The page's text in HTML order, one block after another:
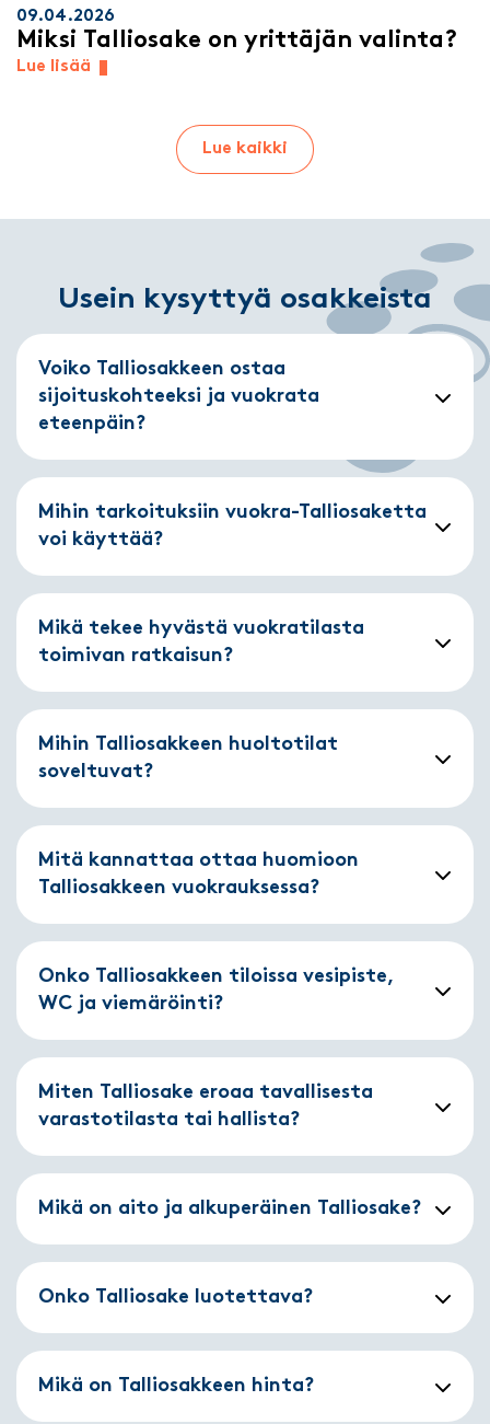
09.04.2026
Miksi Talliosake on yrittäjän valinta?
Lue lisää
Lue kaikki
Usein kysyttyä osakkeista
Voiko Talliosakkeen ostaa
sijoituskohteeksi ja vuokrata
eteenpäin?
Mihin tarkoituksiin vuokra-Talliosaketta
voi käyttää?
Mikä tekee hyvästä vuokratilasta
toimivan ratkaisun?
Mihin Talliosakkeen huoltotilat
soveltuvat?
Mitä kannattaa ottaa huomioon
Talliosakkeen vuokrauksessa?
Onko Talliosakkeen tiloissa vesipiste,
WC ja viemäröinti?
Miten Talliosake eroaa tavallisesta
varastotilasta tai hallista?
Mikä on aito ja alkuperäinen Talliosake?
Onko Talliosake luotettava?
Mikä on Talliosakkeen hinta?